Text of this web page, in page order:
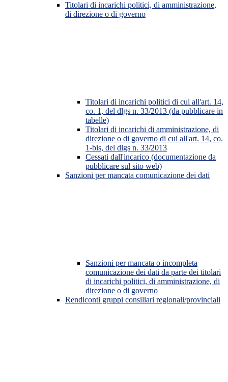
Titolari di incarichi politici, di amministrazione,
di direzione o di governo
Titolari di incarichi politici di cui all'art. 14,
co. 1, del dlgs n. 33/2013 (da pubblicare in
tabelle)
Titolari di incarichi di amministrazione, di
direzione o di governo di cui all'art. 14, co.
1-bis, del dlgs n. 33/2013
Cessati dall'incarico (documentazione da
pubblicare sul sito web)
Sanzioni per mancata comunicazione dei dati
Sanzioni per mancata o incompleta
comunicazione dei dati da parte dei titolari
di incarichi politici, di amministrazione, di
direzione o di governo
Rendiconti gruppi consiliari regionali/provinciali